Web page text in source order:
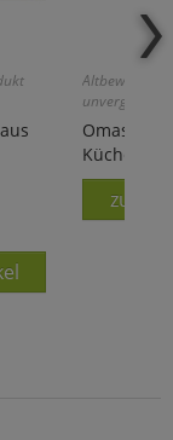
Altbewährte
Omas
zum